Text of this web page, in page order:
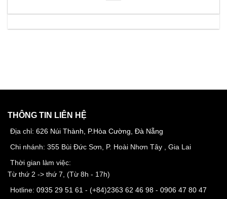
THÔNG TIN LIÊN HỆ
Địa chỉ: 626 Núi Thành, P.Hòa Cường, Đà Nẵng
Chi nhánh: 355 Bùi Đức Sơn, P. Hoài Nhơn Tây , Gia Lai
Thời gian làm việc:
Từ thứ 2 -> thứ 7, (Từ 8h - 17h)
Hotline: 0935 29 51 61 - (+84)2363 62 46 98 - 0906 47 80 47